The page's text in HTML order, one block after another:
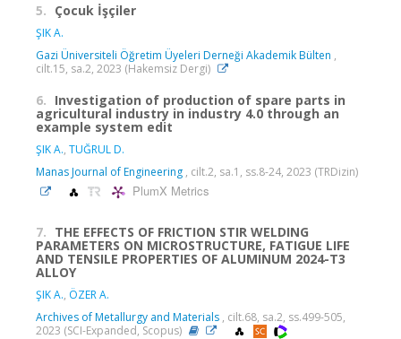
5. Çocuk İşçiler
ŞIK A.
Gazi Üniversiteli Öğretim Üyeleri Derneği Akademik Bülten ,
cilt.15, sa.2, 2023 (Hakemsiz Dergi)
6. Investigation of production of spare parts in
agricultural industry in industry 4.0 through an
example system edit
ŞIK A., TUĞRUL D.
Manas Journal of Engineering , cilt.2, sa.1, ss.8-24, 2023 (TRDizin)
PlumX Metrics
7. THE EFFECTS OF FRICTION STIR WELDING
PARAMETERS ON MICROSTRUCTURE, FATIGUE LIFE
AND TENSILE PROPERTIES OF ALUMINUM 2024-T3
ALLOY
ŞIK A., ÖZER A.
Archives of Metallurgy and Materials , cilt.68, sa.2, ss.499-505,
2023 (SCI-Expanded, Scopus)